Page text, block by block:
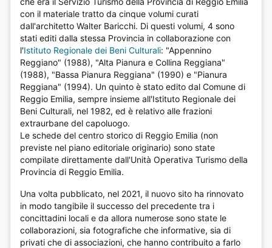
con il materiale tratto da cinque volumi curati
dall'architetto Walter Baricchi. Di questi volumi, 4 sono
stati editi dalla stessa Provincia in collaborazione con
l'Istituto Regionale dei Beni Culturali: "Appennino
Reggiano" (1988), "Alta Pianura e Collina Reggiana"
(1988), "Bassa Pianura Reggiana" (1990) e "Pianura
Reggiana" (1994). Un quinto è stato edito dal Comune di
Reggio Emilia, sempre insieme all'Istituto Regionale dei
Beni Culturali, nel 1982, ed è relativo alle frazioni
extraurbane del capoluogo.
Le schede del centro storico di Reggio Emilia (non
previste nel piano editoriale originario) sono state
compilate direttamente dall'Unità Operativa Turismo della
Provincia di Reggio Emilia.
Una volta pubblicato, nel 2021, il nuovo sito ha rinnovato
in modo tangibile il successo del precedente tra i
concittadini locali e da allora numerose sono state le
collaborazioni, sia fotografiche che informative, sia di
privati che di associazioni, che hanno contribuito a farlo